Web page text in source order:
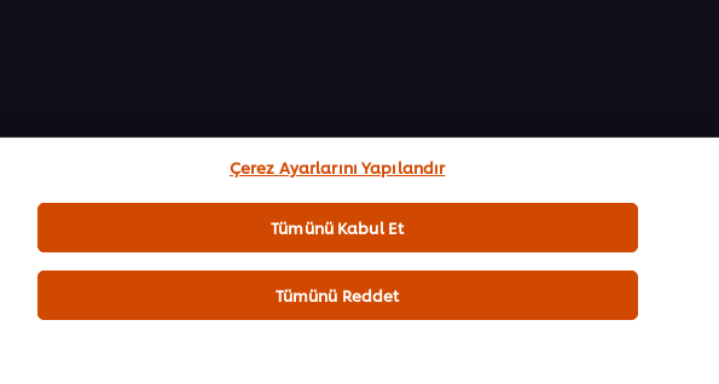
Çerez Ayarlarını Yapılandır
Tümünü Reddet
Tümünü Kabul Et